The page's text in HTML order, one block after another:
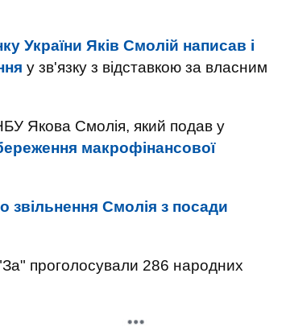
України Яків Смолій написав і
у зв'язку з відставкою за власним
Якова Смолія, який подав у
макрофінансової
звільнення Смолія з посади
проголосували 286 народних